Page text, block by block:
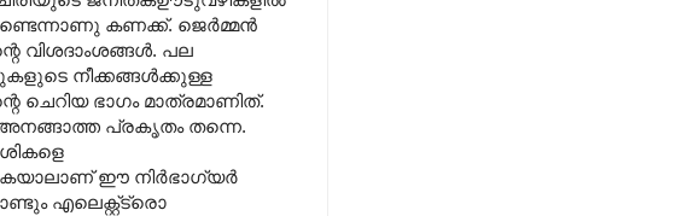
കണക്ക്. ജെർമ്മൻ
വിശദാംശങ്ങൾ. പല
നീക്കങ്ങൾക്കുള്ള
ചെറിയ ഭാഗം മാത്രമാണിത്.
പ്രകൃതം തന്നെ.
ഈ നിർഭാഗ്യർ
എലെക്റ്റ്ട്രൊ